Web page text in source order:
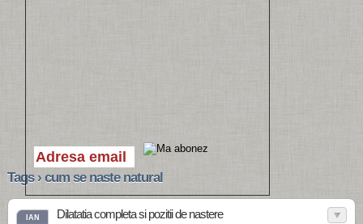
Tags › cum se naste natural
IAN Dilatatia completa si pozitii de nastere